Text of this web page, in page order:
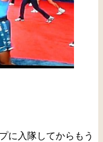
に入隊してからもう